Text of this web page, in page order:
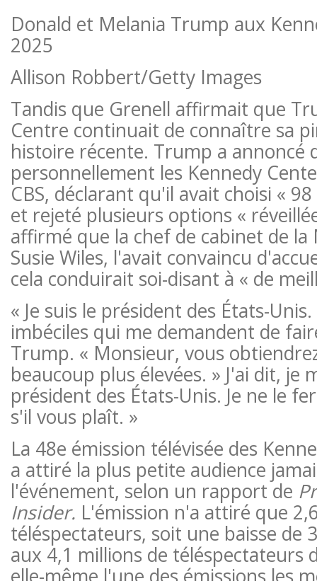
Donald et Melania Trump aux
2025
Allison Robbert/Getty Images
Tandis que Grenell affirmait que
Centre continuait de connaître sa
histoire récente. Trump a annoncé
personnellement les Kennedy
CBS, déclarant qu'il avait choisi «
et rejeté plusieurs options «
affirmé que la chef de cabinet de la
Susie Wiles, l'avait convaincu
cela conduirait soi-disant à « de
« Je suis le président des États-
imbéciles qui me demandent de
Trump. « Monsieur, vous
beaucoup plus élevées. » J'ai dit, je
président des États-Unis. Je ne le
s'il vous plaît. »
La 48e émission télévisée des
a attiré la plus petite audience
l'événement, selon un rapport de
Insider. L'émission n'a attiré que
téléspectateurs, soit une baisse de
aux 4,1 millions de téléspectateurs
elle-même l'une des émissions les